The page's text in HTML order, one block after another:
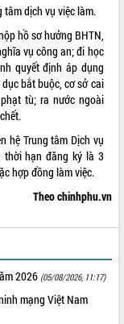
dịch vụ việc làm.
hồ sơ hưởng BHTN,
vụ công an; đi học
quyết định áp dụng
bắt buộc, cơ sở cai
tù; ra nước ngoài
hệ Trung tâm Dịch vụ
thời hạn đăng ký là 3
hợp đồng làm việc.
Theo chinhphu.vn
2026 (05/08/2026, 11:17)
mạng Việt Nam